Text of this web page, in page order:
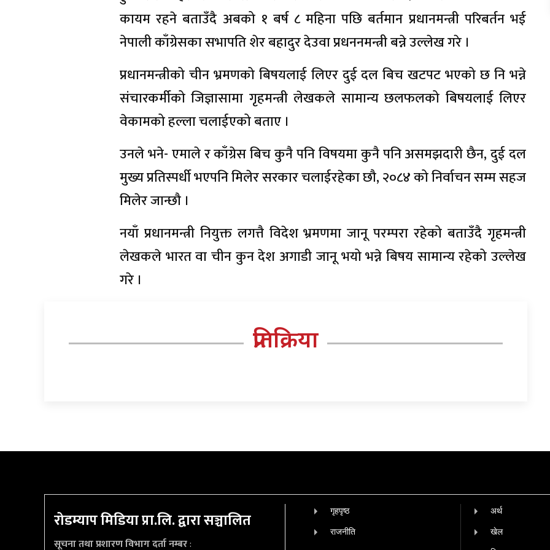
कायम रहने बताउँदै अबको १ बर्ष ८ महिना पछि बर्तमान प्रधानमन्त्री परिबर्तन भई
नेपाली काँग्रेसका सभापति शेर बहादुर देउवा प्रधननमन्त्री बन्ने उल्लेख गरे ।
प्रधानमन्त्रीको चीन भ्रमणको बिषयलाई लिएर दुई दल बिच खटपट भएको छ नि भन्ने
संचारकर्मीको जिज्ञासामा गृहमन्त्री लेखकले सामान्य छलफलको बिषयलाई लिएर
वेकामको हल्ला चलाईएको बताए ।
उनले भने- एमाले र काँग्रेस बिच कुनै पनि विषयमा कुनै पनि असमझदारी छैन, दुई दल
मुख्य प्रतिस्पर्धी भएपनि मिलेर सरकार चलाईरहेका छौ, २०८४ को निर्वाचन सम्म सहज
मिलेर जान्छौ ।
नयाँ प्रधानमन्त्री नियुक्त लगत्तै विदेश भ्रमणमा जानू परम्परा रहेको बताउँदै गृहमन्त्री
लेखकले भारत वा चीन कुन देश अगाडी जानू भयो भन्ने बिषय सामान्य रहेको उल्लेख
गरे ।
प्रतिक्रिया
रोडम्याप मिडिया प्रा.लि. द्वारा सञ्चालित
सूचना तथा प्रशारण विभाग दर्ता नम्बर:
गृहपृष्‍ठ
राजनीति
अर्थ
खेल